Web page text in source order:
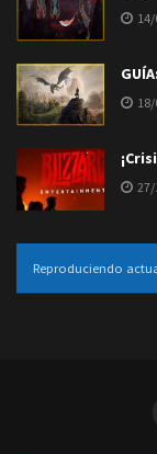
27/
Reproduciendo